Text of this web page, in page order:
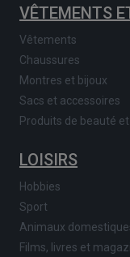
VÊTEMENTS
Vêtements
Chaussures
Montres et bijoux
Sacs et accessoires
Produits de beauté
LOISIRS
Hobbies
Sport
Animaux
Films, livres et